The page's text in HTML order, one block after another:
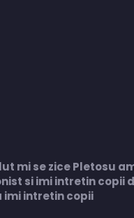
mi se zice Pletosu
si imi intretin copii
imi intretin copii